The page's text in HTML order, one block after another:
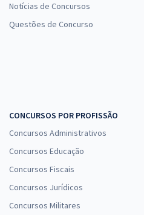
Notícias de Concursos
Questões de Concurso
CONCURSOS POR PROFISSÃO
Concursos Administrativos
Concursos Educação
Concursos Fiscais
Concursos Jurídicos
Concursos Militares